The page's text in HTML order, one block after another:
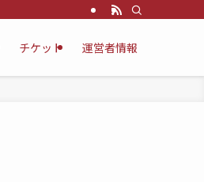
チケット 運営者情報